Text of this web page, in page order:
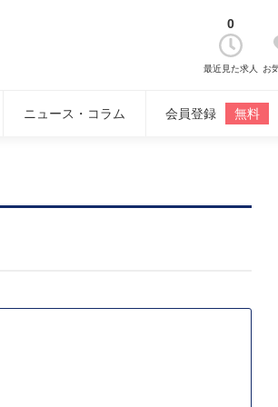
0
最近見た求人 お
ニュース・コラム 会員登録 無料